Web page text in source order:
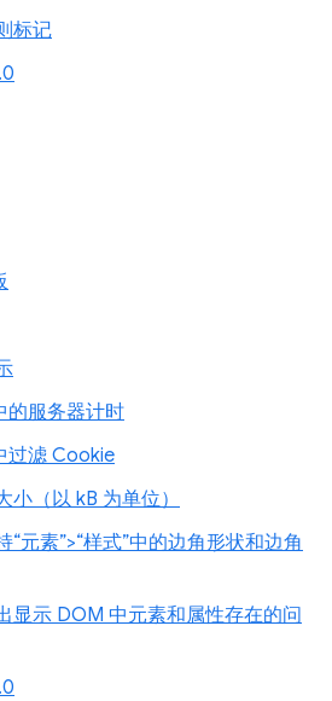
标记
的服务器计时
过滤 Cookie
（以 kB 为单位）
“元素”>“样式”中的边角形状和边角
显示 DOM 中元素和属性存在的问